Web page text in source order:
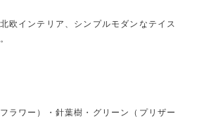
欧インテリア、シンプルモダンなテイス
ラワー）・針葉樹・グリーン（プリザー